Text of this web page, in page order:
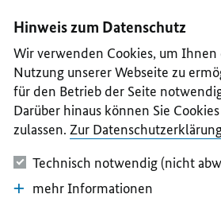
II
III
IV
V
Hinweis zum Datenschutz
Wir verwenden Cookies, um
Nutzung unserer Webseite zu
für den Betrieb der Seite
Darüber hinaus können Sie
zulassen. Zur
Technisch notwendig (nicht
mehr Informationen